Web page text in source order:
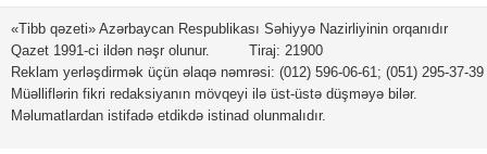
«Tibb qəzeti» Azərbaycan Respublikası Səhiyyə Nazirliyinin orqanıdır
Qazet 1991-ci ildən nəşr olunur. Tiraj: 21900
Reklam yerləşdirmək üçün əlaqə nəmrəsi: (012) 596-06-61; (051) 295-37-39
Müəlliflərin fikri redaksiyanın mövqeyi ilə üst-üstə düşməyə bilər.
Məlumatlardan istifadə etdikdə istinad olunmalıdır.